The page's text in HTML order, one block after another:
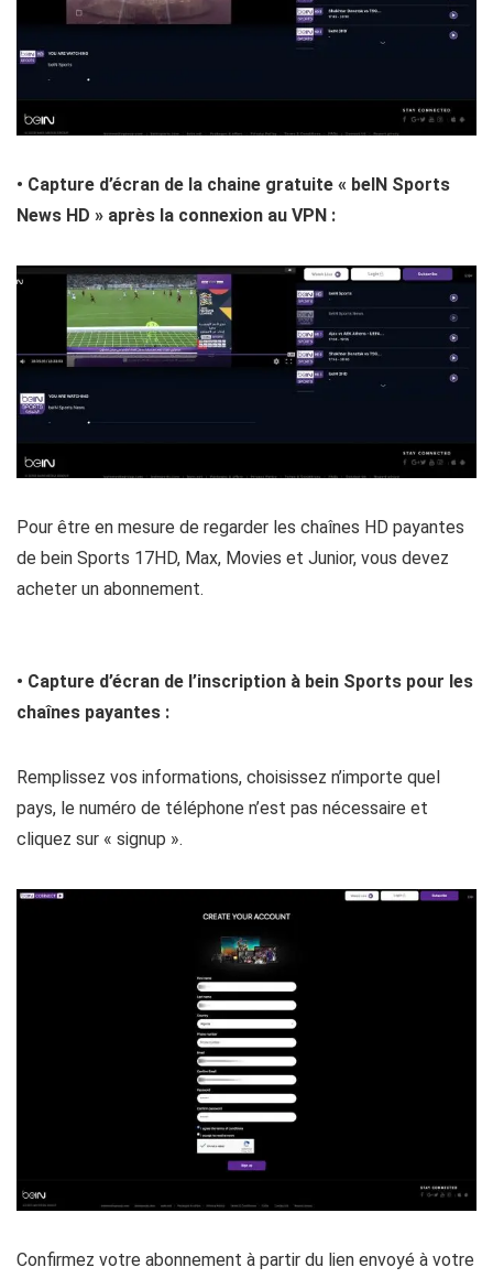
• Capture d’écran de la chaine gratuite « beIN Sports
News HD » après la connexion au VPN :
Pour être en mesure de regarder les chaînes HD payantes
de bein Sports 17HD, Max, Movies et Junior, vous devez
acheter un abonnement.
• Capture d’écran de l’inscription à bein Sports pour les
chaînes payantes :
Remplissez vos informations, choisissez n’importe quel
pays, le numéro de téléphone n’est pas nécessaire et
cliquez sur « signup ».
Confirmez votre abonnement à partir du lien envoyé à votre